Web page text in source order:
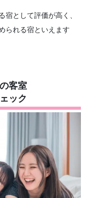
宿として評価が高く、
られる宿といえます
客室
ック